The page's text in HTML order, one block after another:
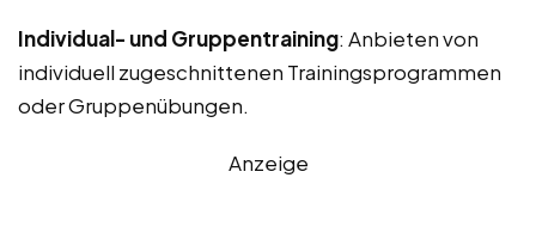
Individual- und Gruppentraining: Anbieten von
individuell zugeschnittenen Trainingsprogrammen
oder Gruppenübungen.
Anzeige